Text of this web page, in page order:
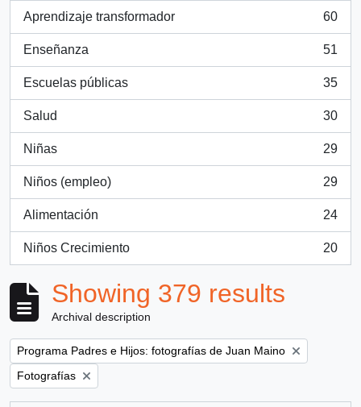
Aprendizaje transformador
, 60 results
60
Enseñanza
, 51 results
51
Escuelas públicas
, 35 results
35
Salud
, 30 results
30
Niñas
, 29 results
29
Niños (empleo)
, 29 results
29
Alimentación
, 24 results
24
Niños Crecimiento
, 20 results
20
Showing 379 results
Archival description
Remove filter:
Programa Padres e Hijos: fotografías de Juan Maino
Remove filter:
Fotografías